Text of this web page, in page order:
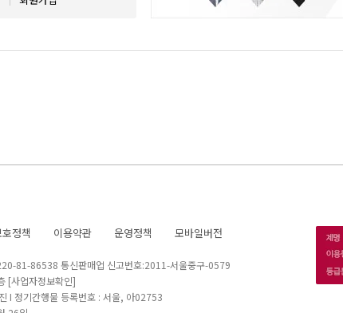
정책 이용약관 운영정책 모바일버전
81-86538 통신판매업 신고번호:2011-서울중구-0579
[사업자정보확인]
I 정기간행물 등록번호 : 서울, 아02753